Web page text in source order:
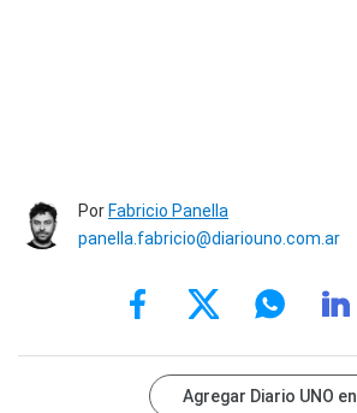
Por Fabricio Panella
panella.fabricio@diariouno.com.ar
Agregar Diario UNO en